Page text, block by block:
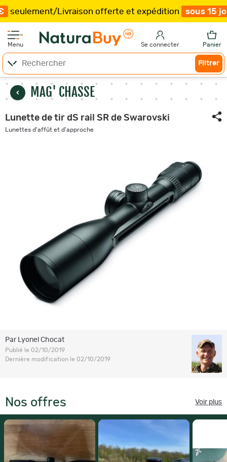
Livraison offerte et expédition sous 15 jours / Plus
Menu Se connecter Panier
Filtrer
MAG' CHASSE
Lunette de tir dS rail SR de Swarovski
Lunettes d'affût et d'approche
Par Lyonel Chocat
Publié le 02/10/2019
Dernière modification le 02/10/2019
Nos offres Voir plus